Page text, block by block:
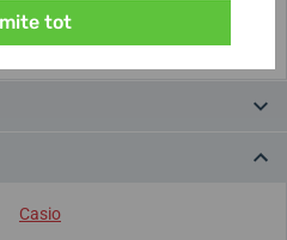
setați Scală: Implicită)
Casio
tot